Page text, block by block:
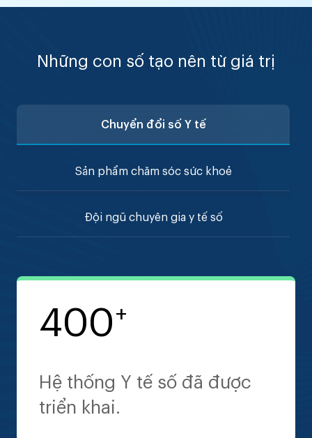
Những con số tạo nên từ giá trị
Chuyển đổi số Y tế
Sản phẩm chăm sóc sức khoẻ
Đội ngũ chuyên gia y tế số
400+
Hệ thống Y tế số đã được
triển khai.
1,000
Sản phẩm dược, mỹ phẩm
Nhật Bản được nhập khẩu
5
Cố vấn cấp cao với chuyên
môn sâu về hệ thống y tế